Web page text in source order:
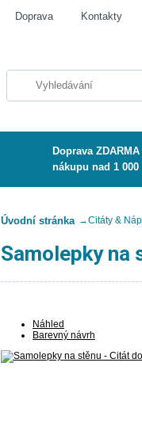
Doprava Kontakty
Doprava
nákupu nad 1 000
Úvodní stránka →Citáty &
Samolepky na
Náhled
Barevný návrh